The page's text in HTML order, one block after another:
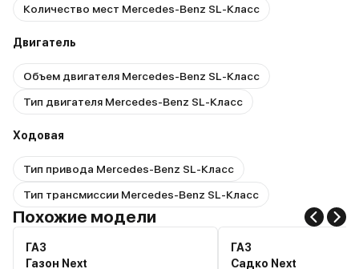
Количество мест Mercedes-Benz SL-Класс
Двигатель
Объем двигателя Mercedes-Benz SL-Класс
Тип двигателя Mercedes-Benz SL-Класс
Ходовая
Тип привода Mercedes-Benz SL-Класс
Тип трансмиссии Mercedes-Benz SL-Класс
Похожие модели
ГАЗ
Газон Next
ГАЗ
Садко Next